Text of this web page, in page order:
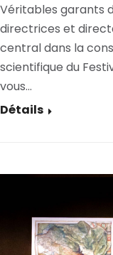
Véritables garants
directrices et
central dans la
scientifique du
vous…
Détails